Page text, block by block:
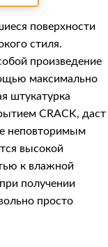
поверхности
стиля.
произведение
максимально
штукатурка
CRACK, даст
неповторимым
высокой
к влажной
получении
просто